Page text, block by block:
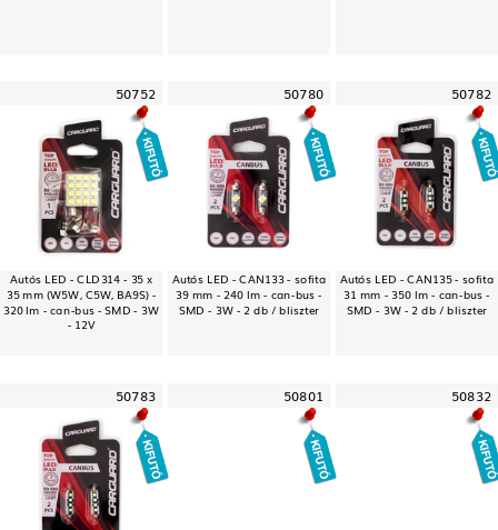
50752
Autós LED - CLD314 - 35 x
35 mm (W5W, C5W, BA9S) -
320 lm - can-bus - SMD - 3W
- 12V
50780
Autós LED - CAN133 - sofita
39 mm - 240 lm - can-bus -
SMD - 3W - 2 db / bliszter
50782
Autós LED - CAN135 - sofita
31 mm - 350 lm - can-bus -
SMD - 3W - 2 db / bliszter
50783 50801 50832